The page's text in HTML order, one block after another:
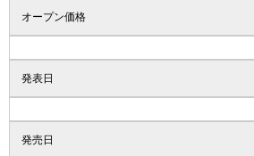
オープン価格
発表日
発売日